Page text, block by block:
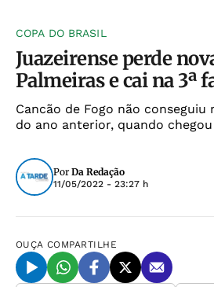
COPA DO BRASIL
Juazeirense perde
Palmeiras e cai na 3ª
Cancão de Fogo não
do ano anterior, quando
Por Da Redação
11/05/2022 - 23:27 h
OUÇA COMPARTILHE